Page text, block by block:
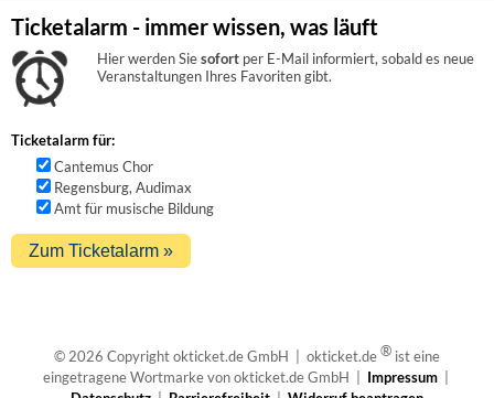
Ticketalarm - immer wissen, was läuft
Hier werden Siesofort per E-Mail informiert, sobald es neue
Veranstaltungen Ihres Favoriten gibt.
Ticketalarm für:
Cantemus Chor
Regensburg, Audimax
Amt für musische Bildung
© 2026 Copyright okticket.de GmbH | okticket.de® ist eine
eingetragene Wortmarke von okticket.de GmbH | Impressum|